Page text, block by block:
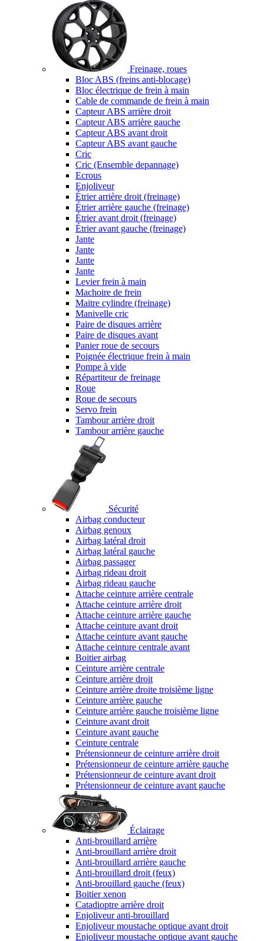
Freinage, roues
Bloc ABS (freins anti-blocage)
Bloc électrique de frein à main
Cable de commande de frein à main
Capteur ABS arrière droit
Capteur ABS arrière gauche
Capteur ABS avant droit
Capteur ABS avant gauche
Cric
Cric (Ensemble depannage)
Ecrous
Enjoliveur
Étrier arrière droit (freinage)
Étrier arrière gauche (freinage)
Étrier avant droit (freinage)
Étrier avant gauche (freinage)
Jante
Jante
Jante
Jante
Levier frein à main
Machoire de frein
Maitre cylindre (freinage)
Manivelle cric
Paire de disques arrière
Paire de disques avant
Panier roue de secours
Poignée électrique frein à main
Pompe à vide
Répartiteur de freinage
Roue
Roue de secours
Servo frein
Tambour arrière droit
Tambour arrière gauche
Sécurité
Airbag conducteur
Airbag genoux
Airbag latéral droit
Airbag latéral gauche
Airbag passager
Airbag rideau droit
Airbag rideau gauche
Attache ceinture arrière centrale
Attache ceinture arrière droit
Attache ceinture arrière gauche
Attache ceinture avant droit
Attache ceinture avant gauche
Attache ceinture centrale avant
Boitier airbag
Ceinture arrière centrale
Ceinture arrière droit
Ceinture arrière droite troisième ligne
Ceinture arrière gauche
Ceinture arrière gauche troisième ligne
Ceinture avant droit
Ceinture avant gauche
Ceinture centrale
Prétensionneur de ceinture arrière droit
Prétensionneur de ceinture arrière gauche
Prétensionneur de ceinture avant droit
Prétensionneur de ceinture avant gauche
Éclairage
Anti-brouillard arrière
Anti-brouillard arrière droit
Anti-brouillard arrière gauche
Anti-brouillard droit (feux)
Anti-brouillard gauche (feux)
Boitier xenon
Catadioptre arrière droit
Enjoliveur anti-brouillard
Enjoliveur moustache optique avant droit
Enjoliveur moustache optique avant gauche